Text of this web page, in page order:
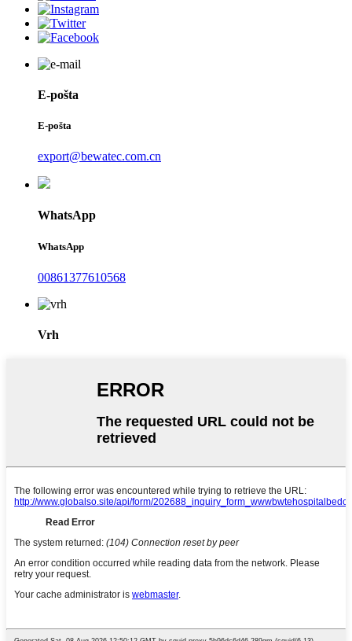
E-pošta
E-pošta
export@bewatec.com.cn
WhatsApp
WhatsApp
00861377610568
Vrh